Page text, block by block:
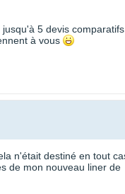
5 devis
à vous
n'était destiné en tout
de mon nouveau liner de